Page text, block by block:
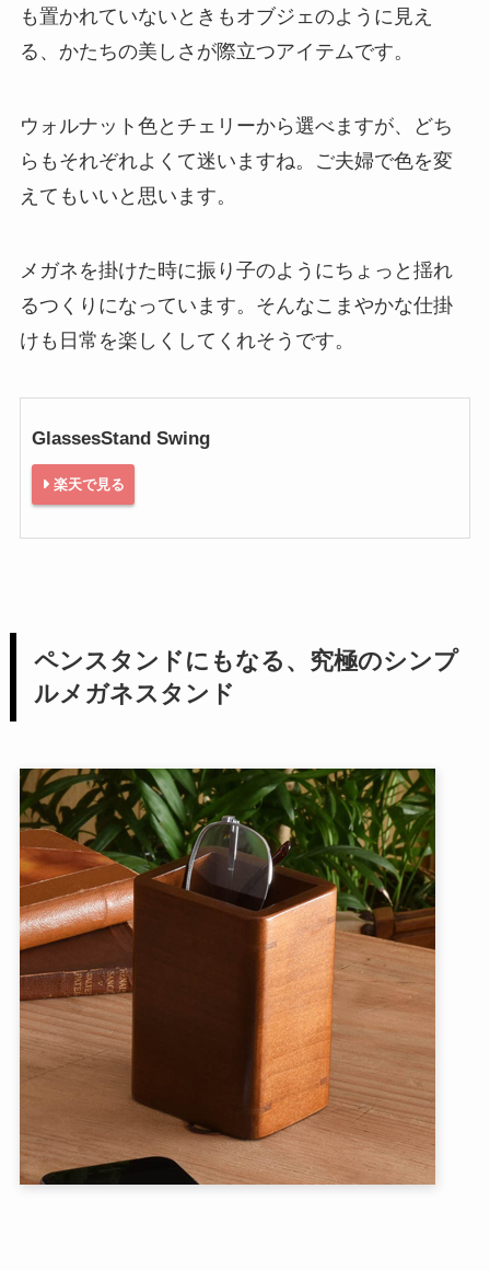
も置かれていないときもオブジェのように見え
る、かたちの美しさが際立つアイテムです。
ウォルナット色とチェリーから選べますが、どち
らもそれぞれよくて迷いますね。ご夫婦で色を変
えてもいいと思います。
メガネを掛けた時に振り子のようにちょっと揺れ
るつくりになっています。そんなこまやかな仕掛
けも日常を楽しくしてくれそうです。
GlassesStand Swing
楽天で見る
ペンスタンドにもなる、究極のシンプ
ルメガネスタンド